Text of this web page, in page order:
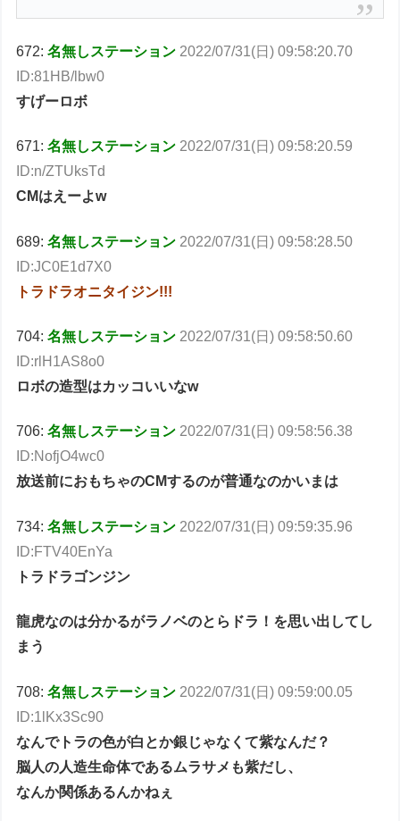
672:名無しステーション 2022/07/31(日) 09:58:20.70
ID:81HB/lbw0
すげーロボ
671:名無しステーション 2022/07/31(日) 09:58:20.59
ID:n/ZTUksTd
CMはえーよw
689:名無しステーション 2022/07/31(日) 09:58:28.50
ID:JC0E1d7X0
トラドラオニタイジン!!!
704:名無しステーション 2022/07/31(日) 09:58:50.60
ID:rlH1AS8o0
ロボの造型はカッコいいなw
706:名無しステーション 2022/07/31(日) 09:58:56.38
ID:NofjO4wc0
放送前におもちゃのCMするのが普通なのかいまは
734:名無しステーション 2022/07/31(日) 09:59:35.96
ID:FTV40EnYa
トラドラゴンジン
龍虎なのは分かるがラノベのとらドラ！を思い出してし
まう
708:名無しステーション 2022/07/31(日) 09:59:00.05
ID:1lKx3Sc90
なんでトラの色が白とか銀じゃなくて紫なんだ？
脳人の人造生命体であるムラサメも紫だし、
なんか関係あるんかねぇ